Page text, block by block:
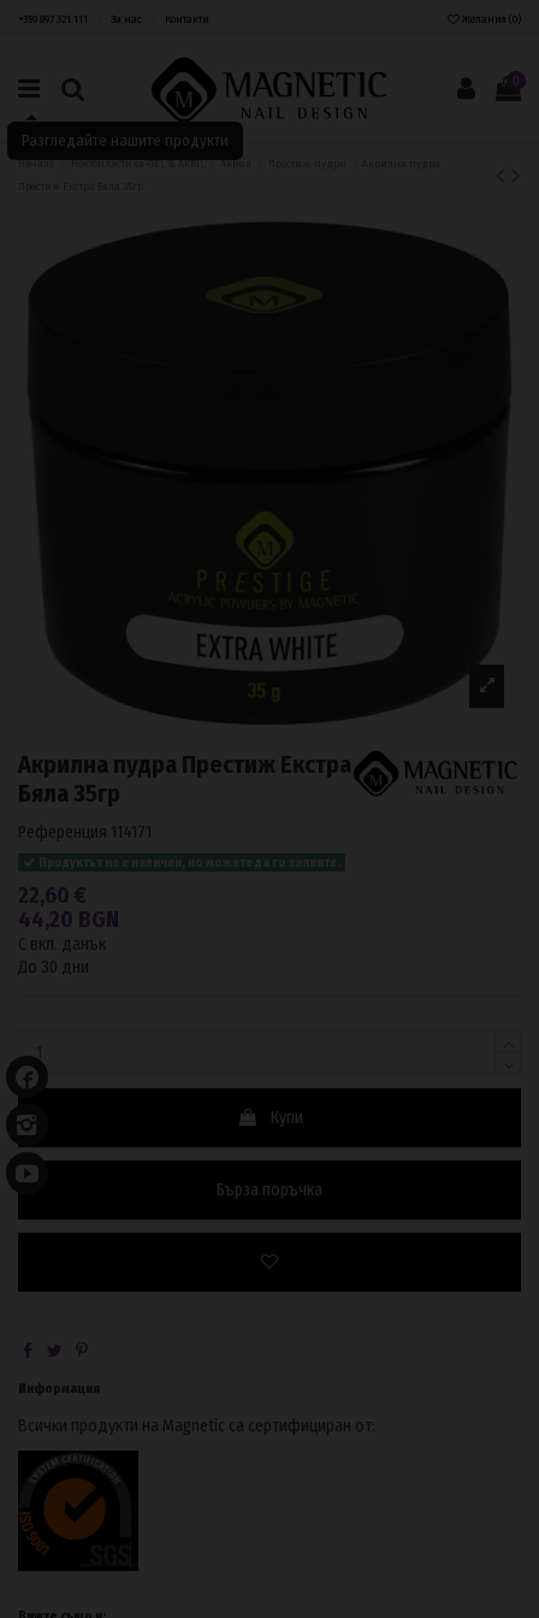
+359 897 321 111 За нас Контакти Желания (0)
Разгледайте нашите продукти
0
Начало Ноктопластика-GEL & AKRIL Акрил
Aкрилна пудра Престиж Екстра
Бяла 35гр
Референция 114171
22,60 €
44,20 BGN
С вкл. данък
До 30 дни
Купи
Бърза поръчка
Информация
Всички продукти на Magnetic са сертифициран от: